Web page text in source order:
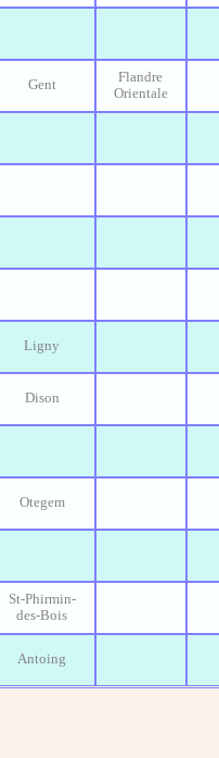
Gent
Flandre
Orientale
Ligny
Dison
Otegem
St-Phirmin-
des-Bois
Antoing